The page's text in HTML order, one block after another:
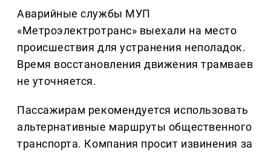
Аварийные службы МУП
«Метроэлектротранс» выехали на место
происшествия для устранения неполадок.
Время восстановления движения трамваев
не уточняется.
Пассажирам рекомендуется использовать
альтернативные маршруты общественного
транспорта. Компания просит извинения за